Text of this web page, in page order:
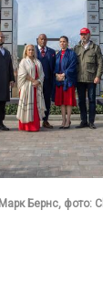
Марк Бернс, фото: